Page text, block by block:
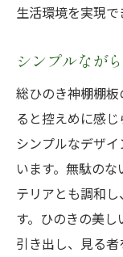
生活環境を実現で
シンプルなが
総ひのき神棚棚
ると控えめに感
シンプルなデザ
います。無駄の
テリアとも調和
す。ひのきの美
引き出し、見る